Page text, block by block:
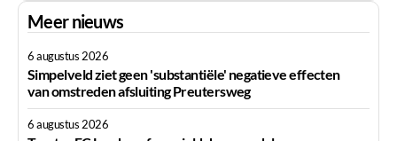
Meer nieuws
6 augustus 2026
Simpelveld ziet geen 'substantiële' negatieve effecten
van omstreden afsluiting Preutersweg
6 augustus 2026